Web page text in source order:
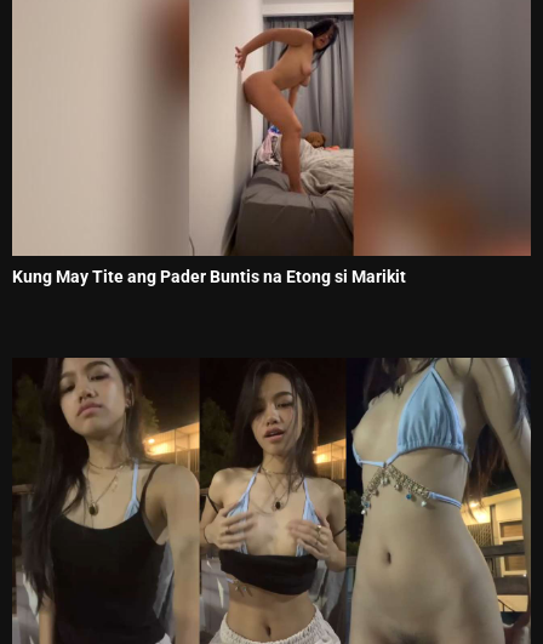
Kung May Tite ang Pader Buntis na Etong si Marikit